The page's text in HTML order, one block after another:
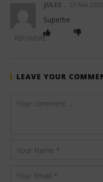
JULES 23 Mai
Superbe
RÉPONDRE
LEAVE YOUR